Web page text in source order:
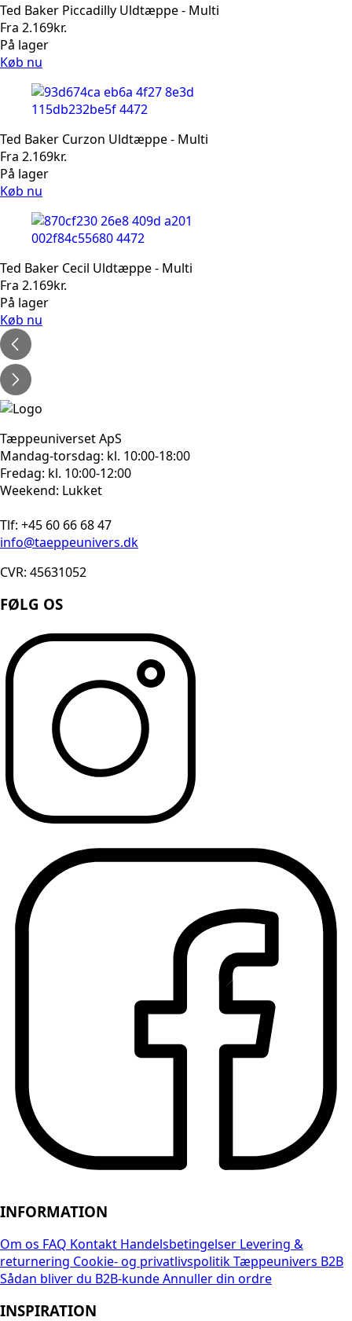
Ted Baker Piccadilly Uldtæppe - Multi
Fra 2.169kr.
På lager
Køb nu
Ted Baker Curzon Uldtæppe - Multi
Fra 2.169kr.
På lager
Køb nu
Ted Baker Cecil Uldtæppe - Multi
Fra 2.169kr.
På lager
Køb nu
Tæppeuniverset ApS
Mandag-torsdag: kl. 10:00-18:00
Fredag: kl. 10:00-12:00
Weekend: Lukket
Tlf: +45 60 66 68 47
info@taeppeunivers.dk
CVR: 45631052
FØLG OS
INFORMATION
Om os FAQ Kontakt Handelsbetingelser Levering &
returnering Cookie- og privatlivspolitikTæppeunivers B2B
Sådan bliver du B2B-kundeAnnuller din ordre
INSPIRATION